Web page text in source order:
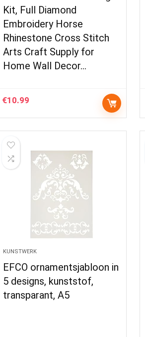
Kit, Full Diamond
Embroidery Horse
Rhinestone Cross Stitch
Arts Craft Supply for
Home Wall Decor…
€10.99
KUNSTWERK
EFCO ornamentsjabloon in
5 designs, kunststof,
transparant, A5